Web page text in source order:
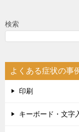
検索
よくある症状の事
印刷
キーボード・文字